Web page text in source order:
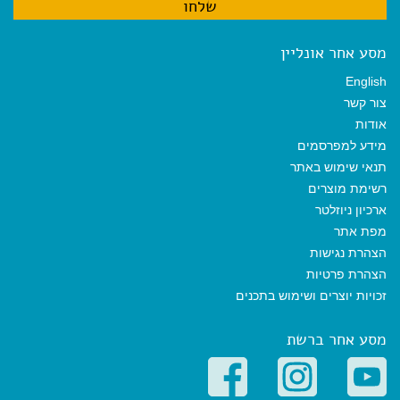
מסע אחר אונליין
English
צור קשר
אודות
מידע למפרסמים
תנאי שימוש באתר
רשימת מוצרים
ארכיון ניוזלטר
מפת אתר
הצהרת נגישות
הצהרת פרטיות
זכויות יוצרים ושימוש בתכנים
מסע אחר ברשת